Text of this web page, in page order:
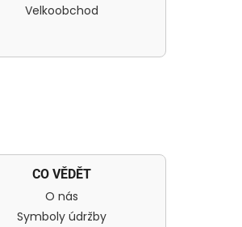
Velkoobchod
CO VĚDĚT
O nás
Symboly údržby